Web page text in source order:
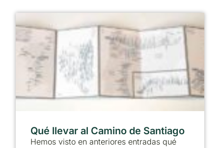
Qué llevar al Camino de Santiago
Hemos visto en anteriores entradas qué